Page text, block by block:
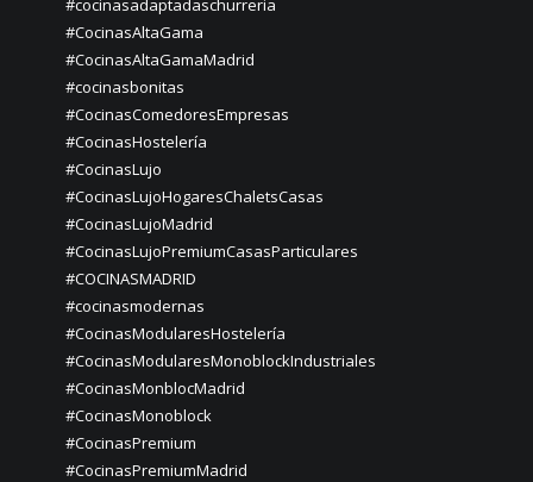
#cocinasadaptadaschurreria
#CocinasAltaGama
#CocinasAltaGamaMadrid
#cocinasbonitas
#CocinasComedoresEmpresas
#CocinasHostelería
#CocinasLujo
#CocinasLujoHogaresChaletsCasas
#CocinasLujoMadrid
#CocinasLujoPremiumCasasParticulares
#COCINASMADRID
#cocinasmodernas
#CocinasModularesHostelería
#CocinasModularesMonoblockIndustriales
#CocinasMonblocMadrid
#CocinasMonoblock
#CocinasPremium
#CocinasPremiumMadrid